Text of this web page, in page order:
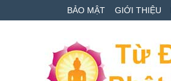
to
to
qua
BẢO MẬT GIỚI THIỆU